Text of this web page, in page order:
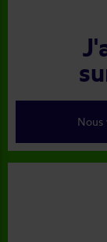
Nous